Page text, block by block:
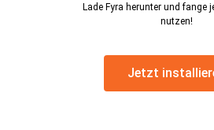
Lade Fyra herunter und fange
nutzen!
Jetzt